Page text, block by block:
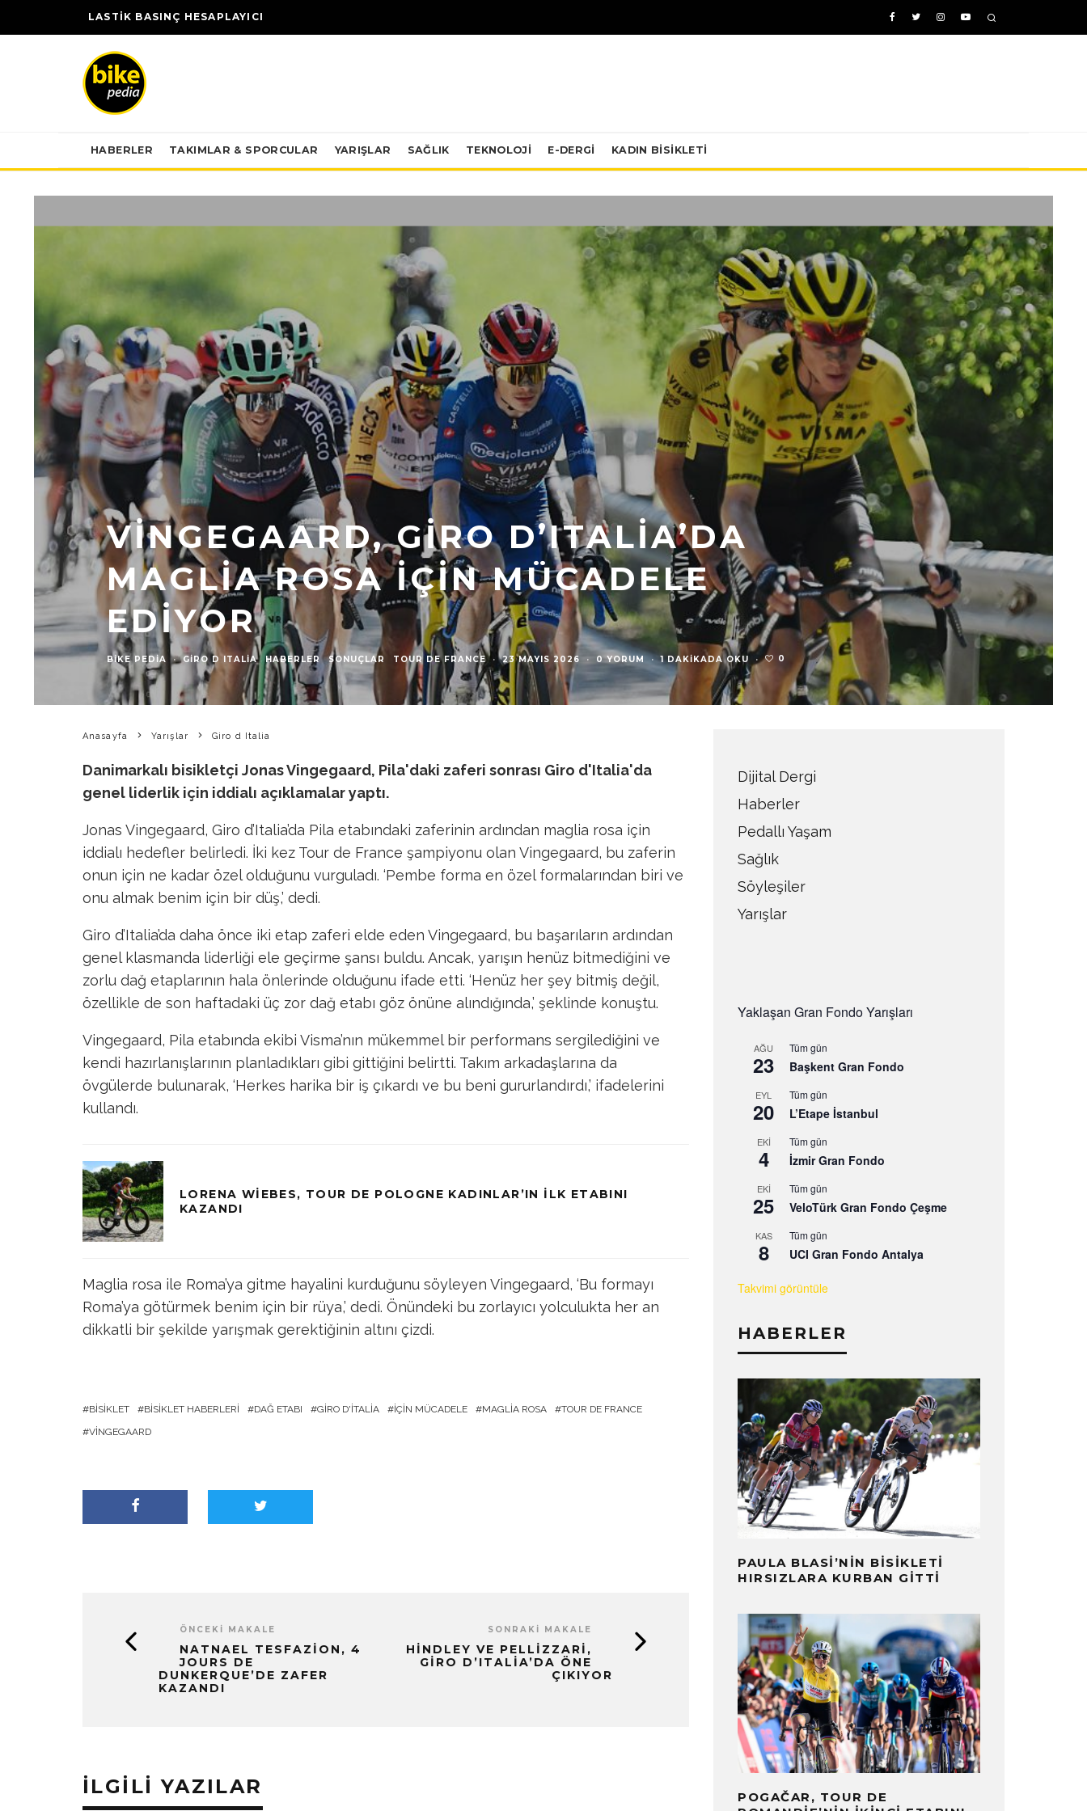
LASTİK BASINÇ HESAPLAYICI
HABERLER TAKIMLAR & SPORCULAR YARIŞLAR SAĞLIK TEKNOLOJI E-DERGİ KADIN BISIKLETI
VINGEGAARD, GIRO D’ITALIA’DA
MAGLIA ROSA İÇIN MÜCADELE
EDIYOR
BIKE PEDIA · GIRO D ITALIA HABERLER SONUÇLAR TOUR DE FRANCE · 23 MAYIS 2026 · 0 YORUM · 1 DAKIKADA OKU · 0
Anasayfa Yarışlar Giro d Italia
Danimarkalı bisikletçi Jonas Vingegaard, Pila'daki zaferi sonrası Giro d'Italia'da
genel liderlik için iddialı açıklamalar yaptı.
Jonas Vingegaard, Giro d’Italia’da Pila etabındaki zaferinin ardından maglia rosa için
iddialı hedefler belirledi. İki kez Tour de France şampiyonu olan Vingegaard, bu zaferin
onun için ne kadar özel olduğunu vurguladı. ‘Pembe forma en özel formalarından biri ve
onu almak benim için bir düş,’ dedi.
Giro d’Italia’da daha önce iki etap zaferi elde eden Vingegaard, bu başarıların ardından
genel klasmanda liderliği ele geçirme şansı buldu. Ancak, yarışın henüz bitmediğini ve
zorlu dağ etaplarının hala önlerinde olduğunu ifade etti. ‘Henüz her şey bitmiş değil,
özellikle de son haftadaki üç zor dağ etabı göz önüne alındığında,’ şeklinde konuştu.
Vingegaard, Pila etabında ekibi Visma’nın mükemmel bir performans sergilediğini ve
kendi hazırlanışlarının planladıkları gibi gittiğini belirtti. Takım arkadaşlarına da
övgülerde bulunarak, ‘Herkes harika bir iş çıkardı ve bu beni gururlandırdı,’ ifadelerini
kullandı.
LORENA WIEBES, TOUR DE POLOGNE KADINLAR’IN İLK ETABINI
KAZANDI
Maglia rosa ile Roma’ya gitme hayalini kurduğunu söyleyen Vingegaard, ‘Bu formayı
Roma’ya götürmek benim için bir rüya,’ dedi. Önündeki bu zorlayıcı yolculukta her an
dikkatli bir şekilde yarışmak gerektiğinin altını çizdi.
BISIKLET BISIKLET HABERLERI DAĞ ETABI GIRO D'ITALIA İÇIN MÜCADELE MAGLIA ROSA
TOUR DE FRANCE
VINGEGAARD
ÖNCEKI MAKALE
NATNAEL TESFAZION, 4
JOURS DE
DUNKERQUE’DE ZAFER
KAZANDI
SONRAKI MAKALE
HINDLEY VE PELLIZZARI,
GIRO D’ITALIA’DA ÖNE
ÇIKIYOR
İLGILI YAZILAR
Dijital Dergi
Haberler
Pedallı Yaşam
Sağlık
Söyleşiler
Yarışlar
Yaklaşan Gran Fondo Yarışları
AĞU
23
Tüm gün
Başkent Gran Fondo
EYL
20
Tüm gün
L’Etape İstanbul
EKI
4
Tüm gün
İzmir Gran Fondo
EKI
25
Tüm gün
VeloTürk Gran Fondo Çeşme
KAS
8
Tüm gün
UCI Gran Fondo Antalya
Takvimi görüntüle
HABERLER
PAULA BLASI’NIN BISIKLETI
HIRSIZLARA KURBAN GITTI
POGAČAR, TOUR DE